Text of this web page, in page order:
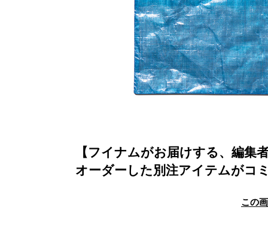
【フイナムがお届けする、編集
オーダーした別注アイテムがコ
この